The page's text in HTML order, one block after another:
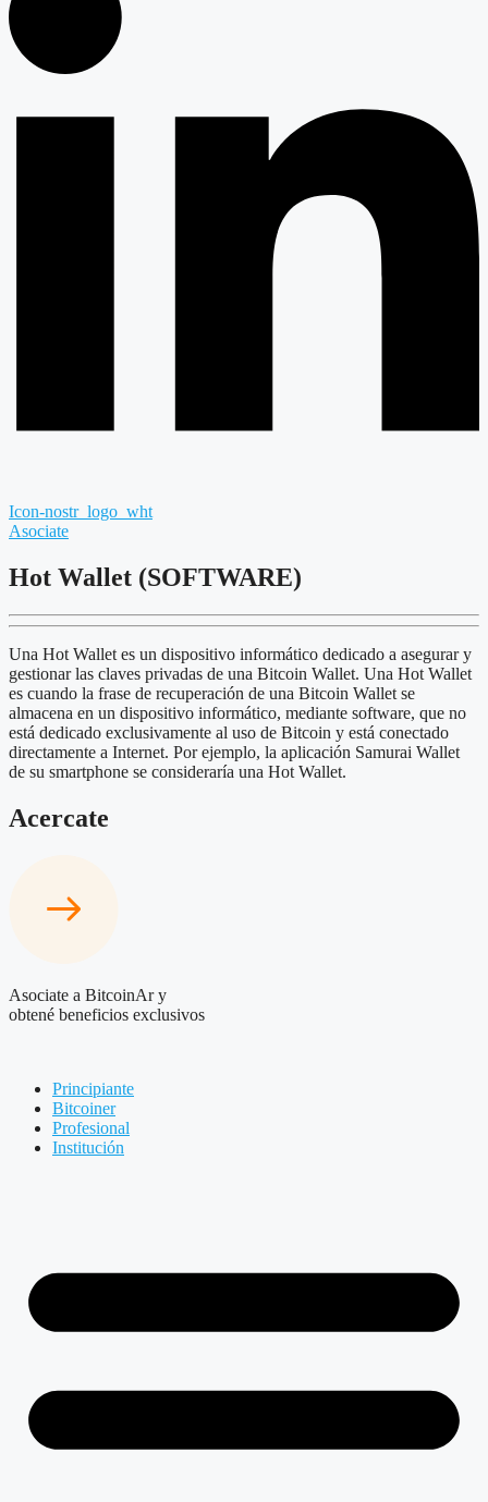
Icon-nostr_logo_wht
Asociate
Hot Wallet (SOFTWARE)
Una Hot Wallet es un dispositivo informático dedicado a asegurar y
gestionar las claves privadas de una Bitcoin Wallet. Una Hot Wallet
es cuando la frase de recuperación de una Bitcoin Wallet se
almacena en un dispositivo informático, mediante software, que no
está dedicado exclusivamente al uso de Bitcoin y está conectado
directamente a Internet. Por ejemplo, la aplicación Samurai Wallet
de su smartphone se consideraría una Hot Wallet.
Acercate
Asociate a BitcoinAr y
obtené beneficios exclusivos
Principiante
Bitcoiner
Profesional
Institución